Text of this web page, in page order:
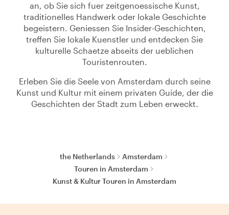
an, ob Sie sich fuer zeitgenoessische Kunst,
traditionelles Handwerk oder lokale Geschichte
begeistern. Geniessen Sie Insider-Geschichten,
treffen Sie lokale Kuenstler und entdecken Sie
kulturelle Schaetze abseits der ueblichen
Touristenrouten.
Erleben Sie die Seele von Amsterdam durch seine
Kunst und Kultur mit einem privaten Guide, der die
Geschichten der Stadt zum Leben erweckt.
the Netherlands
Amsterdam
Touren in Amsterdam
Kunst & Kultur Touren in Amsterdam